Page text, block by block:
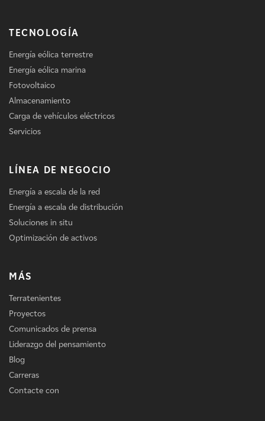
TECNOLOGÍA
Energía eólica terrestre
Energía eólica marina
Fotovoltaico
Almacenamiento
Carga de vehículos eléctricos
Servicios
LÍNEA DE NEGOCIO
Energía a escala de la red
Energía a escala de distribución
Soluciones in situ
Optimización de activos
MÁS
Terratenientes
Proyectos
Comunicados de prensa
Liderazgo del pensamiento
Blog
Carreras
Contacte con